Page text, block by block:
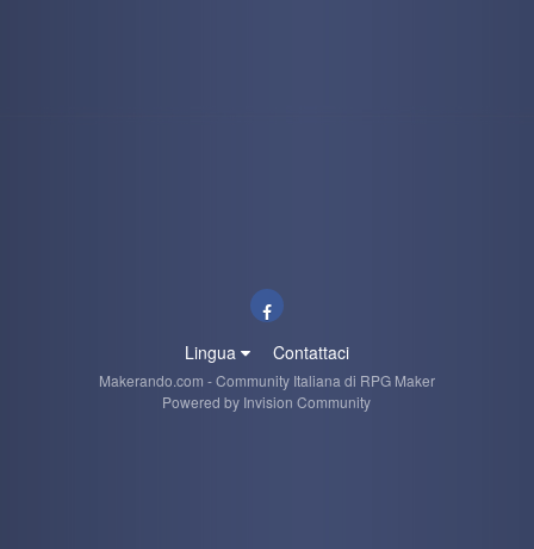
Lingua Contattaci
Makerando.com - Community Italiana di RPG Maker
Powered by Invision Community